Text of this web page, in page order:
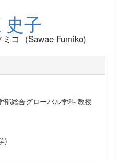
史子
コ (Sawae Fumiko)
部総合グローバル学科 教授
)